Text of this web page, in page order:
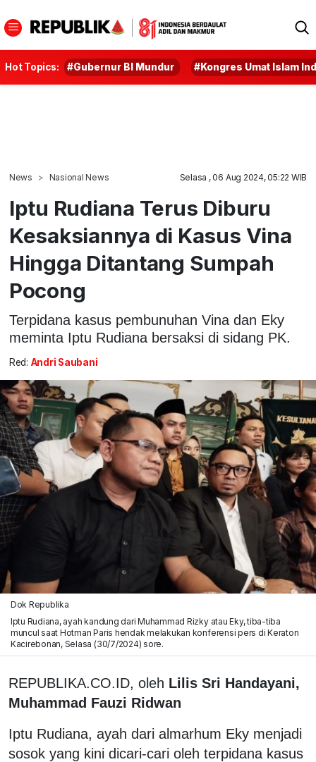
Hot Topics: #Gubernur BI Mundur #Kongres Umat Islam
News Nasional News Selasa , 06 Aug 2024, 05:22 WIB
Iptu Rudiana Terus Diburu
Kesaksiannya di Kasus Vina
Hingga Ditantang Sumpah
Pocong
Terpidana kasus pembunuhan Vina dan Eky
meminta Iptu Rudiana bersaksi di sidang PK.
Red: Andri Saubani
Dok Republika
Iptu Rudiana, ayah kandung dari Muhammad Rizky atau Eky, tiba-tiba
muncul saat Hotman Paris hendak melakukan konferensi pers di Keraton
Kacirebonan, Selasa (30/7/2024) sore.
REPUBLIKA.CO.ID, oleh Lilis Sri Handayani,
Muhammad Fauzi Ridwan
Iptu Rudiana, ayah dari almarhum Eky menjadi
sosok yang kini dicari-cari oleh terpidana kasus